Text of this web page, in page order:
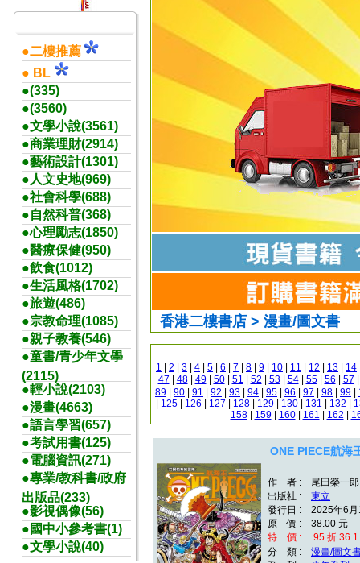
●二樓推薦
● BL
●(335)
●(3560)
●文學小說(3561)
●商業理財(2914)
●藝術設計(1301)
●人文史地(969)
●社會科學(688)
●自然科普(368)
●心理勵志(1850)
●醫療保健(950)
●飲食(1012)
●生活風格(1702)
●旅遊(486)
●宗教命理(1085)
●親子教養(546)
●童書/青少年文學
(2115)
●輕小說(2103)
●漫畫(4663)
●語言學習(657)
●考試用書(125)
●電腦資訊(271)
●專業/教科書/政府
出版品(233)
●影視偶像(56)
●國中小參考書(1)
●文學小說(40)
香港二樓書店 > 漫畫/圖文書
1 2 3 4 5 6 7 8 9 10 11 12 13 14
47
48| 49| 50| 51 52 53| 54| 55| 56 57
89
90 91 92 93 94 95 96 97 98 99
125| 126 127 128| 129| 130| 131 132
158| 159| 160| 161 162
ONE PIECE航海
作 者 : 尾田榮一郎
出版社 : 東立
發行日 : 2025年6月
原 價 : 38.00 元
特 價 : 95 折 36.1
分 類 : 漫畫/圖文